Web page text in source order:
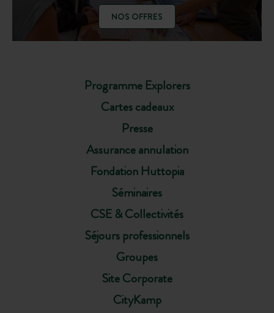
Programme Explorers
Cartes cadeaux
Presse
Assurance annulation
Fondation Huttopia
Séminaires
CSE & Collectivités
Séjours professionnels
Groupes
Site Corporate
CityKamp
NOS OFFRES